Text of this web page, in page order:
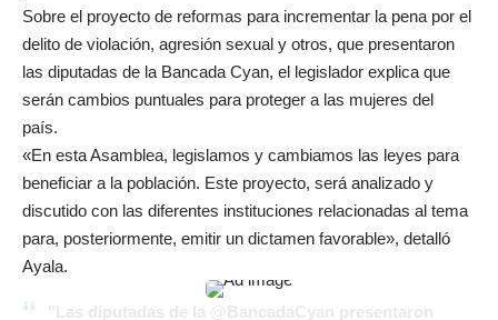
Sobre el proyecto de reformas para incrementar la pena por el
delito de violación, agresión sexual y otros, que presentaron
las diputadas de la Bancada Cyan, el legislador explica que
serán cambios puntuales para proteger a las mujeres del
país.
«En esta Asamblea, legislamos y cambiamos las leyes para
beneficiar a la población. Este proyecto, será analizado y
discutido con las diferentes instituciones relacionadas al tema
para, posteriormente, emitir un dictamen favorable», detalló
Ayala.